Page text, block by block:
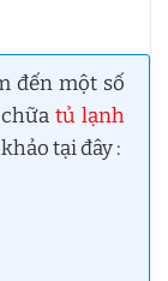
đến một số
tủ lạnh
tại đây :